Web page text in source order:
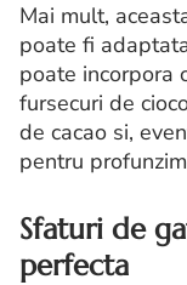
Mai mult,
poate fi
poate incorpora
fursecuri de
de cacao si,
pentru
Sfaturi de
perfecta